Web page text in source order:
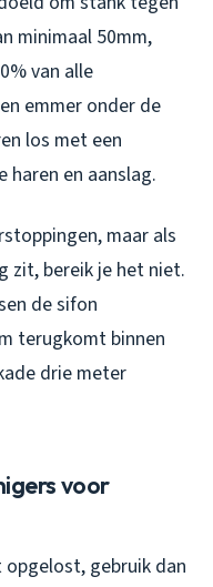
minimaal 50mm,
van alle
emmer onder de
los met een
en aanslag.
maar als
zit, bereik je het niet.
de sifon
terugkomt binnen
drie meter
voor
gebruik dan